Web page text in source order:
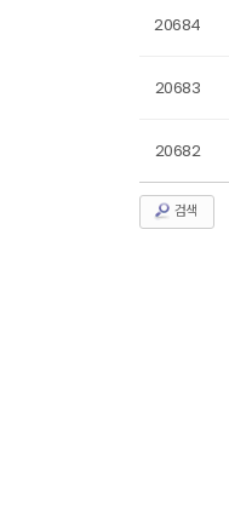
20684
20683
20682
검색